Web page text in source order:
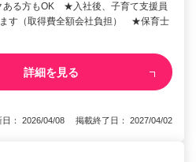
ある方もOK ★入社後、子育て支援員
す（取得費全額会社負担） ★保育士
詳細を見る
日： 2026/04/08 掲載終了日： 2027/04/02